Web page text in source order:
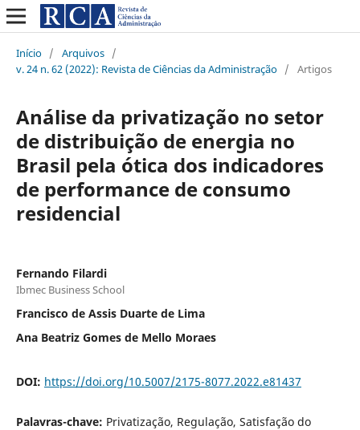
Início / Arquivos /
v. 24 n. 62 (2022): Revista de Ciências da Administração / Artigos
Análise da privatização no setor
de distribuição de energia no
Brasil pela ótica dos indicadores
de performance de consumo
residencial
Fernando Filardi
Ibmec Business School
Francisco de Assis Duarte de Lima
Ana Beatriz Gomes de Mello Moraes
DOI: https://doi.org/10.5007/2175-8077.2022.e81437
Palavras-chave: Privatização, Regulação, Satisfação do